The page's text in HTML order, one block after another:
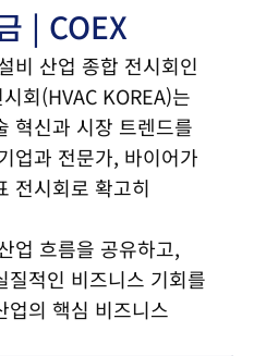
| COEX
비 산업 종합 전시회인
회(HVAC KOREA)는
혁신과 시장 트렌드를
업과 전문가, 바이어가
전시회로 확고히
업 흐름을 공유하고,
질적인 비즈니스 기회를
업의 핵심 비즈니스